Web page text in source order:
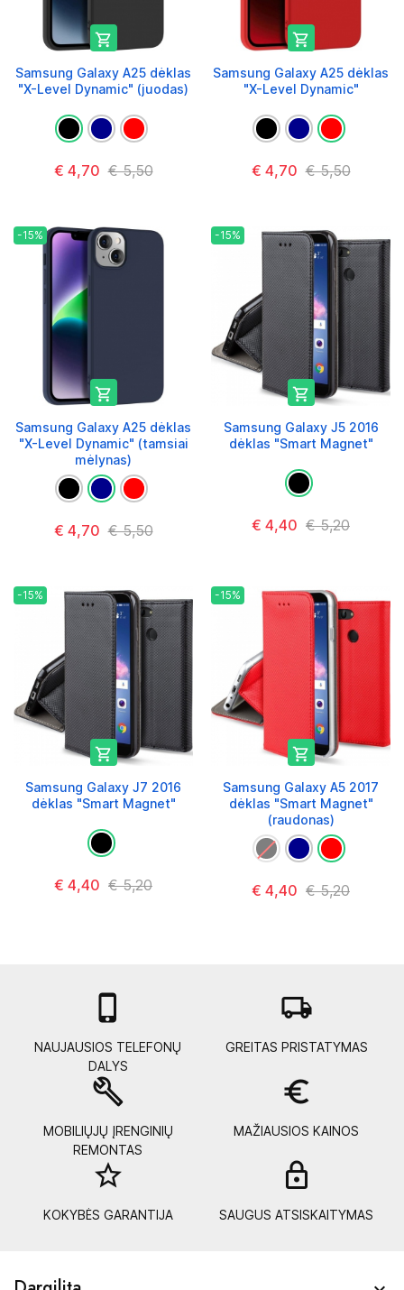

Samsung Galaxy A25 dėklas
"X-Level Dynamic" (juodas)
€ 4,70 € 5,50

Samsung Galaxy A25 dėklas
"X-Level Dynamic"
€ 4,70 € 5,50
-15%

Samsung Galaxy A25 dėklas
"X-Level Dynamic" (tamsiai
mėlynas)
€ 4,70 € 5,50
-15%

Samsung Galaxy J5 2016
dėklas "Smart Magnet"
€ 4,40 € 5,20
-15%

Samsung Galaxy J7 2016
dėklas "Smart Magnet"
€ 4,40 € 5,20
-15%

Samsung Galaxy A5 2017
dėklas "Smart Magnet"
(raudonas)
€ 4,40 € 5,20

NAUJAUSIOS TELEFONŲ
DALYS
local_shipping
GREITAS PRISTATYMAS
build
MOBILIŲJŲ ĮRENGINIŲ
REMONTAS
euro_symbol
MAŽIAUSIOS KAINOS
star_border
KOKYBĖS GARANTIJA SAUGUS ATSISKAITYMAS